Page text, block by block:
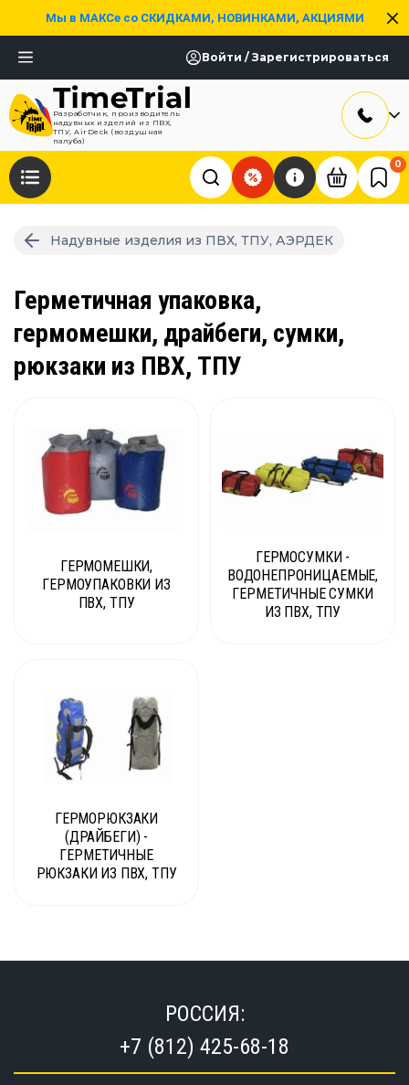
Мы в МАКСе со СКИДКАМИ, НОВИНКАМИ, АКЦИЯМИ
Войти / Зарегистрироваться
Разработчик, производитель
надувных изделий из ПВХ,
ТПУ, AirDeck (воздушная
палуба)
0
Надувные изделия из ПВХ, ТПУ, АЭРДЕК
Герметичная упаковка,
гермомешки, драйбеги, сумки,
рюкзаки из ПВХ, ТПУ
ГЕРМОМЕШКИ,
ГЕРМОУПАКОВКИ ИЗ
ПВХ, ТПУ
ГЕРМОСУМКИ -
ВОДОНЕПРОНИЦАЕМЫЕ,
ГЕРМЕТИЧНЫЕ СУМКИ
ИЗ ПВХ, ТПУ
ГЕРМОРЮКЗАКИ
(ДРАЙБЕГИ) -
ГЕРМЕТИЧНЫЕ
РЮКЗАКИ ИЗ ПВХ, ТПУ
РОССИЯ:
+7 (812) 425-68-18